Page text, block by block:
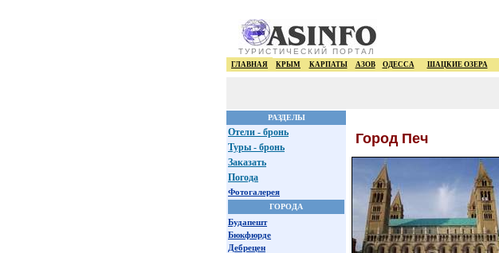
ТУРИСТИЧЕСКИЙ ПОРТАЛ
ГЛАВНАЯ КРЫМ КАРПАТЫ АЗОВ ОДЕССА ШАЦКИЕ ОЗЕРА
РАЗДЕЛЫ
Отели - бронь
Туры - бронь
Заказать
Погода
Фотогалерея
ГОРОДА
Будапешт
Бюкфюрде
Дебрецен
Город Печ